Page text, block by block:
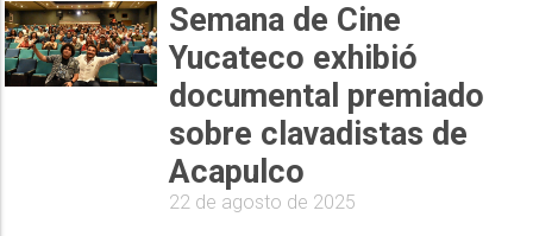
Semana de Cine
Yucateco exhibió
documental premiado
sobre clavadistas de
Acapulco
22 de agosto de 2025